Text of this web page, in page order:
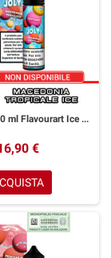
JOLY Aroma 20 ml Flavourart Ice Mix Frutti Tropicali
€